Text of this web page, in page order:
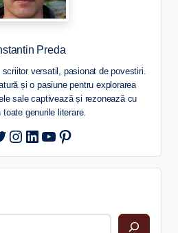
Preda
versatil, pasionat de povestiri.
și o pasiune pentru explorarea
sale captivează și rezonează cu
toate genurile literare.
Instagram
LinkedIn
YouTube
Pinterest